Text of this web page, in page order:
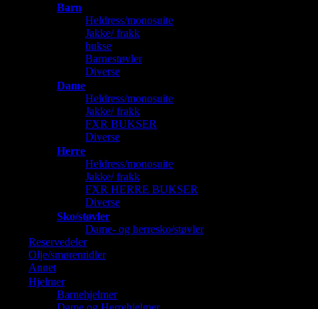
Barn
Heldress/monosuite
Jakke/ frakk
bukse
Barnestøvler
Diverse
Dame
Heldress/monosuite
Jakke/ frakk
FXR BUKSER
Diverse
Herre
Heldress/monosuite
Jakke/ frakk
FXR HERRE BUKSER
Diverse
Sko/støvler
Dame- og herresko/støvler
Reservedeler
Olje/smøremidler
Annet
Hjelmer
Barnehjelmer